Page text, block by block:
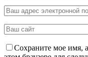
Сохраните мое имя,